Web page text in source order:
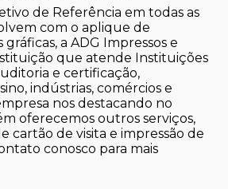
de Referência em todas as
com o aplique de
gráficas, a ADG Impressos e
que atende Instituições
e certificação,
indústrias, comércios e
nos destacando no
oferecemos outros serviços,
cartão de visita e impressão de
conosco para mais